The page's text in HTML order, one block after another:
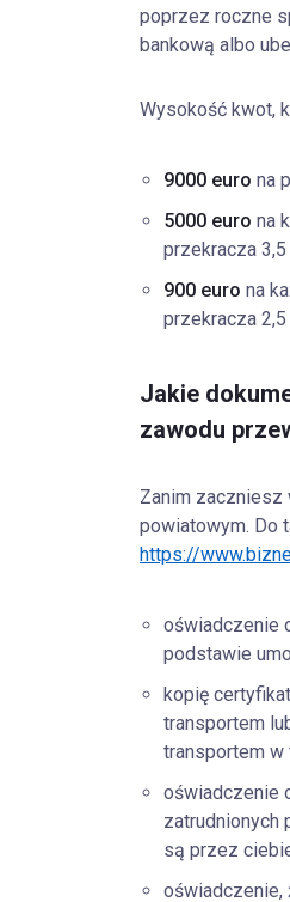
poprzez roczne
bankową albo
Wysokość kwot,
9000 euro na
5000 euro na
przekracza 3,5
900 euro na
przekracza
Jakie
zawodu
Zanim zaczniesz
powiatowym. Do
https://
oświadczenie
podstawie
kopię
transportem
transportem w
oświadczenie
zatrudnionych
są przez
oświadczenie,